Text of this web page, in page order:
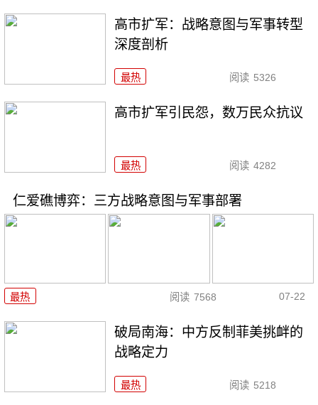
高市扩军：战略意图与军事转型
深度剖析
最热 阅读 5326
高市扩军引民怨，数万民众抗议
最热 阅读 4282
仁爱礁博弈：三方战略意图与军事部署
最热 阅读 7568 07-22
破局南海：中方反制菲美挑衅的
战略定力
最热 阅读 5218